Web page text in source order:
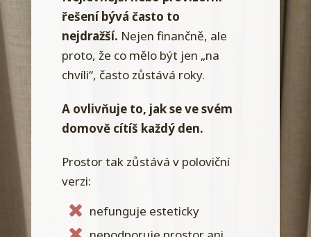
řešení bývá často to
nejdražší. Nejen finančně, ale
proto, že co mělo být jen „na
chvíli“, často zůstává roky.
A ovlivňuje to, jak se ve svém
domově cítíš každý den.
Prostor tak zůstává v poloviční
verzi:
nefunguje esteticky